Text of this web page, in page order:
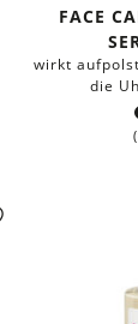
FACE
wirkt
die
(